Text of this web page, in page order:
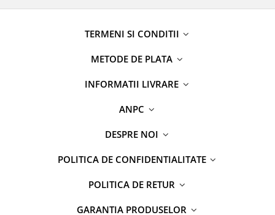
TERMENI SI CONDITII
METODE DE PLATA
INFORMATII LIVRARE
ANPC
DESPRE NOI
POLITICA DE CONFIDENTIALITATE
POLITICA DE RETUR
GARANTIA PRODUSELOR